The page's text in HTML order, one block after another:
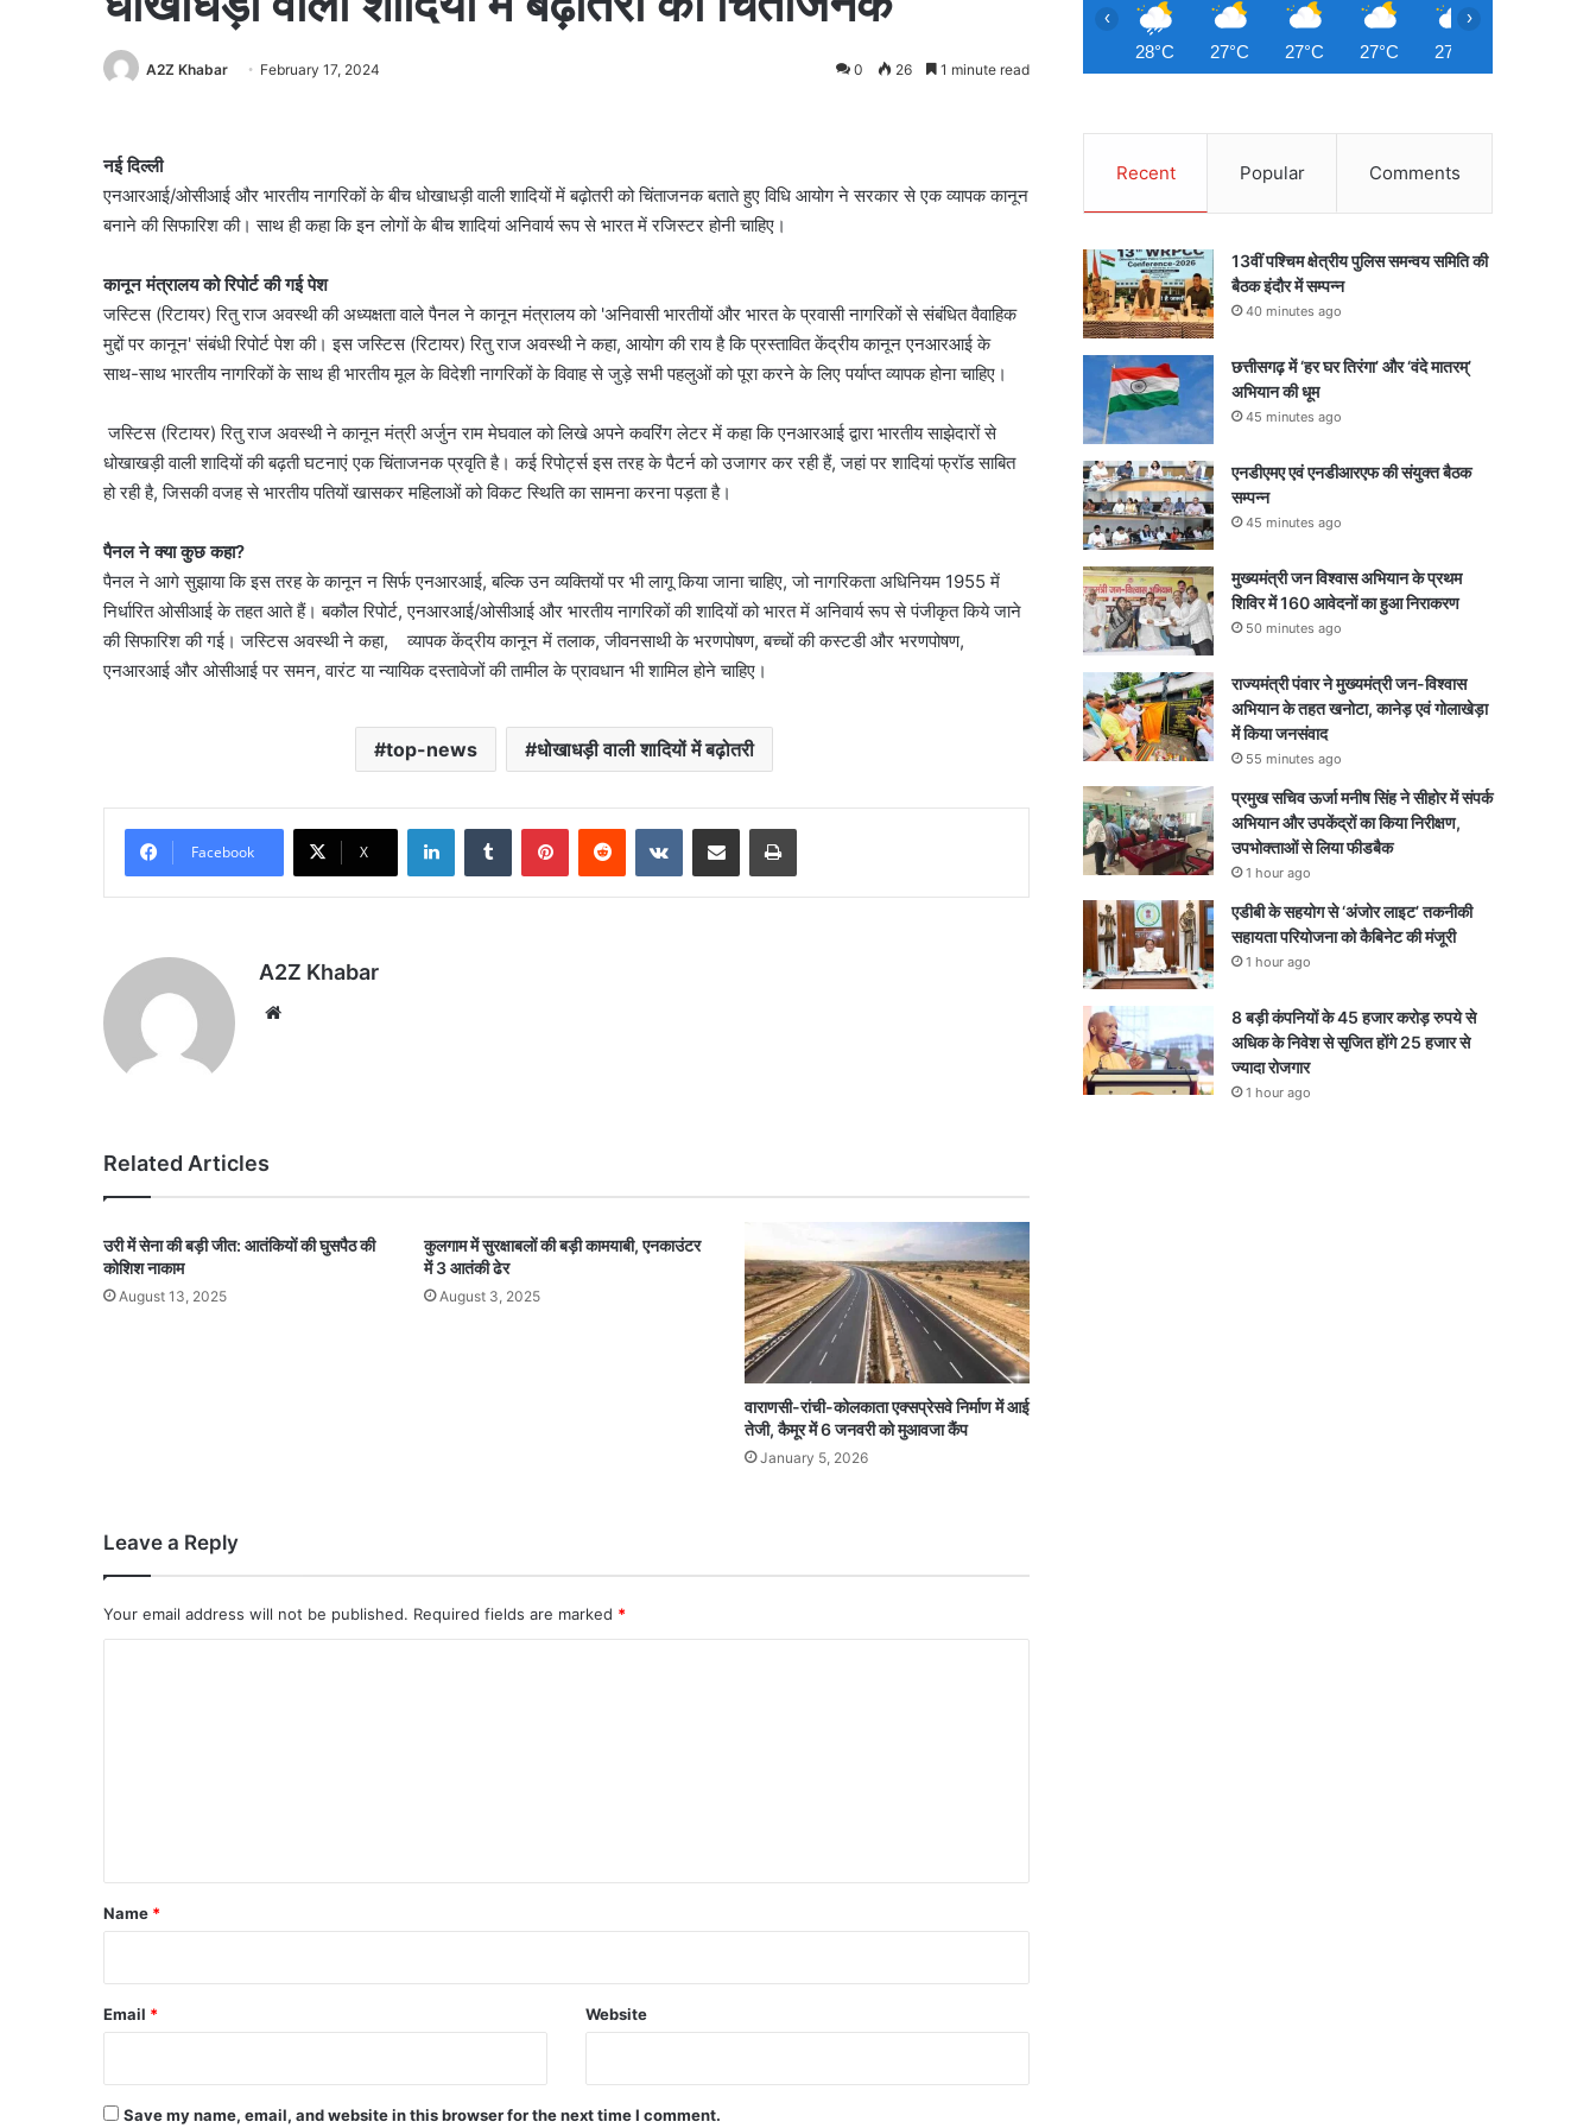
A2Z Khabar February 17, 2024 0 26 1 minute read
नई दिल्ली
एनआरआई/ओसीआई और भारतीय नागरिकों के बीच धोखाधड़ी वाली शादियों में बढ़ोतरी को चिंताजनक बताते हुए विधि आयोग ने सरकार से एक व्यापक कानून
बनाने की सिफारिश की। साथ ही कहा कि इन लोगों के बीच शादियां अनिवार्य रूप से भारत में रजिस्टर होनी चाहिए।
कानून मंत्रालय को रिपोर्ट की गई पेश
जस्टिस (रिटायर) रितु राज अवस्थी की अध्यक्षता वाले पैनल ने कानून मंत्रालय को 'अनिवासी भारतीयों और भारत के प्रवासी नागरिकों से संबंधित वैवाहिक
मुद्दों पर कानून' संबंधी रिपोर्ट पेश की। इस जस्टिस (रिटायर) रितु राज अवस्थी ने कहा, आयोग की राय है कि प्रस्तावित केंद्रीय कानून एनआरआई के
साथ-साथ भारतीय नागरिकों के साथ ही भारतीय मूल के विदेशी नागरिकों के विवाह से जुड़े सभी पहलुओं को पूरा करने के लिए पर्याप्त व्यापक होना चाहिए।
जस्टिस (रिटायर) रितु राज अवस्थी ने कानून मंत्री अर्जुन राम मेघवाल को लिखे अपने कवरिंग लेटर में कहा कि एनआरआई द्वारा भारतीय साझेदारों से
धोखाखड़ी वाली शादियों की बढ़ती घटनाएं एक चिंताजनक प्रवृति है। कई रिपोर्ट्स इस तरह के पैटर्न को उजागर कर रही हैं, जहां पर शादियां फ्रॉड साबित
हो रही है, जिसकी वजह से भारतीय पतियों खासकर महिलाओं को विकट स्थिति का सामना करना पड़ता है।
पैनल ने क्या कुछ कहा?
पैनल ने आगे सुझाया कि इस तरह के कानून न सिर्फ एनआरआई, बल्कि उन व्यक्तियों पर भी लागू किया जाना चाहिए, जो नागरिकता अधिनियम 1955 में
निर्धारित ओसीआई के तहत आते हैं। बकौल रिपोर्ट, एनआरआई/ओसीआई और भारतीय नागरिकों की शादियों को भारत में अनिवार्य रूप से पंजीकृत किये जाने
की सिफारिश की गई। जस्टिस अवस्थी ने कहा, व्यापक केंद्रीय कानून में तलाक, जीवनसाथी के भरणपोषण, बच्चों की कस्टडी और भरणपोषण,
एनआरआई और ओसीआई पर समन, वारंट या न्यायिक दस्तावेजों की तामील के प्रावधान भी शामिल होने चाहिए।
top-news धोखाधड़ी वाली शादियों में बढ़ोतरी
Facebook X
LinkedInTumblr PinterestReddit VKontakteShare via Email Print
A2Z Khabar
Related Articles
उरी में सेना की बड़ी जीत: आतंकियों की घुसपैठ की
कोशिश नाकाम
August 13, 2025
कुलगाम में सुरक्षाबलों की बड़ी कामयाबी, एनकाउंटर
में 3 आतंकी ढेर
August 3, 2025
वाराणसी-रांची-कोलकाता एक्सप्रेसवे निर्माण में आई
तेजी, कैमूर में 6 जनवरी को मुआवजा कैंप
January 5, 2026
Leave a Reply
Your email address will not be published. Required fields are marked *
*
Name *
Email * Website
Save my name, email, and website in this browser for the next time I comment.
28°C 27°C 27°C 27°C 27°C
‹ ›
Recent Popular Comments
13वीं पश्चिम क्षेत्रीय पुलिस समन्वय समिति की
बैठक इंदौर में सम्पन्न
40 minutes ago
छत्तीसगढ़ में ‘हर घर तिरंगा’ और ‘वंदे मातरम्’
अभियान की धूम
45 minutes ago
एनडीएमए एवं एनडीआरएफ की संयुक्त बैठक
सम्पन्न
45 minutes ago
मुख्यमंत्री जन विश्वास अभियान के प्रथम
शिविर में 160 आवेदनों का हुआ निराकरण
50 minutes ago
राज्यमंत्री पंवार ने मुख्यमंत्री जन-विश्वास
अभियान के तहत खनोटा, कानेड़ एवं गोलाखेड़ा
में किया जनसंवाद
55 minutes ago
प्रमुख सचिव ऊर्जा मनीष सिंह ने सीहोर में संपर्क
अभियान और उपकेंद्रों का किया निरीक्षण,
उपभोक्ताओं से लिया फीडबैक
1 hour ago
एडीबी के सहयोग से ‘अंजोर लाइट’ तकनीकी
सहायता परियोजना को कैबिनेट की मंजूरी
1 hour ago
8 बड़ी कंपनियों के 45 हजार करोड़ रुपये से
अधिक के निवेश से सृजित होंगे 25 हजार से
ज्यादा रोजगार
1 hour ago